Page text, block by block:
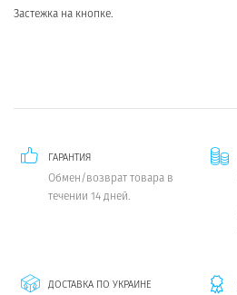
Застежка на кнопке.
ГАРАНТИЯ
Обмен/возврат товара в
течении 14 дней.
ДОСТАВКА ПО УКРАИНЕ